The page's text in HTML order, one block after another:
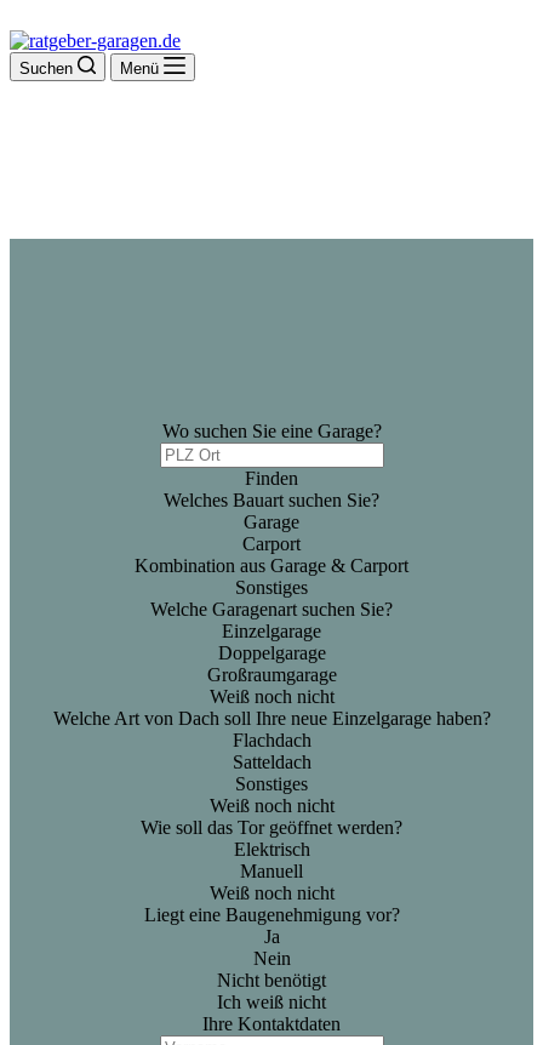
Suchen Menü
Wo suchen Sie eine Garage?
Finden
Welches Bauart suchen Sie?
Garage
Carport
Kombination aus Garage & Carport
Sonstiges
Welche Garagenart suchen Sie?
Einzelgarage
Doppelgarage
Großraumgarage
Weiß noch nicht
Welche Art von Dach soll Ihre neue Einzelgarage haben?
Flachdach
Satteldach
Sonstiges
Weiß noch nicht
Wie soll das Tor geöffnet werden?
Elektrisch
Manuell
Weiß noch nicht
Liegt eine Baugenehmigung vor?
Ja
Nein
Nicht benötigt
Ich weiß nicht
Ihre Kontaktdaten